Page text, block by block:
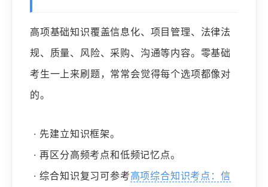
高项基础知识覆盖信息化、项目管理、法律法
规、质量、风险、采购、沟通等内容。零基础
考生一上来刷题，常常会觉得每个选项都像对
的。
· 先建立知识框架。
· 再区分高频考点和低频记忆点。
· 综合知识复习可参考高项综合知识考点：信